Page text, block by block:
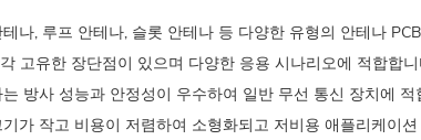
나, 루프 안테나, 슬롯 안테나 등 다양한 유형의 안테나
고유한 장단점이 있으며 다양한 응용 시나리오에 적합합
방사 성능과 안정성이 우수하여 일반 무선 통신 장치에 적
가 작고 비용이 저렴하여 소형화되고 저비용 애플리케이